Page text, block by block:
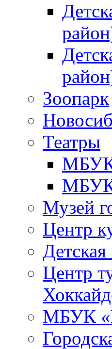
Зоопарк
Театры
МБУК
МБУК
Музей
Центр
Центр
МБУК